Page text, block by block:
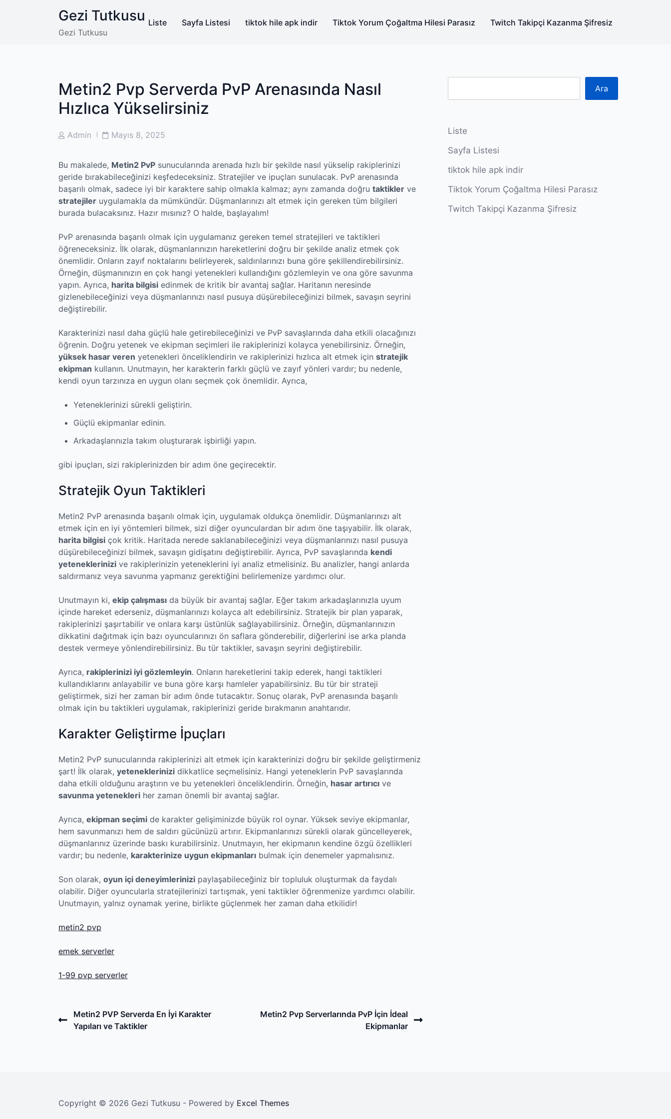
Gezi Tutkusu
Gezi Tutkusu
Liste Sayfa Listesi tiktok hile apk indir Tiktok Yorum Çoğaltma Hilesi Parasız Twitch Takipçi Kazanma Şifresiz
Metin2 Pvp Serverda PvP Arenasında Nasıl
Hızlıca Yükselirsiniz
PostAdmin
PostMayıs 8, 2025
Bu makalede, Metin2 PvP sunucularında arenada hızlı bir şekilde nasıl yükselip rakiplerinizi
geride bırakabileceğinizi keşfedeceksiniz. Stratejiler ve ipuçları sunulacak. PvP arenasında
başarılı olmak, sadece iyi bir karaktere sahip olmakla kalmaz; aynı zamanda doğru taktikler ve
stratejiler uygulamakla da mümkündür. Düşmanlarınızı alt etmek için gereken tüm bilgileri
burada bulacaksınız. Hazır mısınız? O halde, başlayalım!
PvP arenasında başarılı olmak için uygulamanız gereken temel stratejileri ve taktikleri
öğreneceksiniz. İlk olarak, düşmanlarınızın hareketlerini doğru bir şekilde analiz etmek çok
önemlidir. Onların zayıf noktalarını belirleyerek, saldırılarınızı buna göre şekillendirebilirsiniz.
Örneğin, düşmanınızın en çok hangi yetenekleri kullandığını gözlemleyin ve ona göre savunma
yapın. Ayrıca, harita bilgisi edinmek de kritik bir avantaj sağlar. Haritanın neresinde
gizlenebileceğinizi veya düşmanlarınızı nasıl pusuya düşürebileceğinizi bilmek, savaşın seyrini
değiştirebilir.
Karakterinizi nasıl daha güçlü hale getirebileceğinizi ve PvP savaşlarında daha etkili olacağınızı
öğrenin. Doğru yetenek ve ekipman seçimleri ile rakiplerinizi kolayca yenebilirsiniz. Örneğin,
yüksek hasar veren yetenekleri önceliklendirin ve rakiplerinizi hızlıca alt etmek için stratejik
ekipman kullanın. Unutmayın, her karakterin farklı güçlü ve zayıf yönleri vardır; bu nedenle,
kendi oyun tarzınıza en uygun olanı seçmek çok önemlidir. Ayrıca,
Yeteneklerinizi sürekli geliştirin.
Güçlü ekipmanlar edinin.
Arkadaşlarınızla takım oluşturarak işbirliği yapın.
gibi ipuçları, sizi rakiplerinizden bir adım öne geçirecektir.
Stratejik Oyun Taktikleri
Metin2 PvP arenasında başarılı olmak için, uygulamak oldukça önemlidir. Düşmanlarınızı alt
etmek için en iyi yöntemleri bilmek, sizi diğer oyunculardan bir adım öne taşıyabilir. İlk olarak,
harita bilgisi çok kritik. Haritada nerede saklanabileceğinizi veya düşmanlarınızı nasıl pusuya
düşürebileceğinizi bilmek, savaşın gidişatını değiştirebilir. Ayrıca, PvP savaşlarında kendi
yeteneklerinizi ve rakiplerinizin yeteneklerini iyi analiz etmelisiniz. Bu analizler, hangi anlarda
saldırmanız veya savunma yapmanız gerektiğini belirlemenize yardımcı olur.
Unutmayın ki, ekip çalışması da büyük bir avantaj sağlar. Eğer takım arkadaşlarınızla uyum
içinde hareket ederseniz, düşmanlarınızı kolayca alt edebilirsiniz. Stratejik bir plan yaparak,
rakiplerinizi şaşırtabilir ve onlara karşı üstünlük sağlayabilirsiniz. Örneğin, düşmanlarınızın
dikkatini dağıtmak için bazı oyuncularınızı ön saflara gönderebilir, diğerlerini ise arka planda
destek vermeye yönlendirebilirsiniz. Bu tür taktikler, savaşın seyrini değiştirebilir.
Ayrıca, rakiplerinizi iyi gözlemleyin. Onların hareketlerini takip ederek, hangi taktikleri
kullandıklarını anlayabilir ve buna göre karşı hamleler yapabilirsiniz. Bu tür bir strateji
geliştirmek, sizi her zaman bir adım önde tutacaktır. Sonuç olarak, PvP arenasında başarılı
olmak için bu taktikleri uygulamak, rakiplerinizi geride bırakmanın anahtarıdır.
Karakter Geliştirme İpuçları
Metin2 PvP sunucularında rakiplerinizi alt etmek için karakterinizi doğru bir şekilde geliştirmeniz
şart! İlk olarak, yeteneklerinizi dikkatlice seçmelisiniz. Hangi yeteneklerin PvP savaşlarında
daha etkili olduğunu araştırın ve bu yetenekleri önceliklendirin. Örneğin, hasar artırıcı ve
savunma yetenekleri her zaman önemli bir avantaj sağlar.
Ayrıca, ekipman seçimi de karakter gelişiminizde büyük rol oynar. Yüksek seviye ekipmanlar,
hem savunmanızı hem de saldırı gücünüzü artırır. Ekipmanlarınızı sürekli olarak güncelleyerek,
düşmanlarınız üzerinde baskı kurabilirsiniz. Unutmayın, her ekipmanın kendine özgü özellikleri
vardır; bu nedenle, karakterinize uygun ekipmanları bulmak için denemeler yapmalısınız.
Son olarak, oyun içi deneyimlerinizi paylaşabileceğiniz bir topluluk oluşturmak da faydalı
olabilir. Diğer oyuncularla stratejilerinizi tartışmak, yeni taktikler öğrenmenize yardımcı olabilir.
Unutmayın, yalnız oynamak yerine, birlikte güçlenmek her zaman daha etkilidir!
metin2 pvp
emek serverler
1-99 pvp serverler
Post
navigation
Previous
Post
Metin2 PVP Serverda En İyi Karakter
Yapıları ve Taktikler
Metin2 Pvp Serverlarında PvP İçin İdeal
Ekipmanlar
Ara
Liste
Sayfa Listesi
tiktok hile apk indir
Tiktok Yorum Çoğaltma Hilesi Parasız
Twitch Takipçi Kazanma Şifresiz
Copyright © 2026 Gezi Tutkusu - Powered by Excel Themes